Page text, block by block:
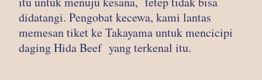
didatangi. Pengobat kecewa, kami lantas
memesan tiket ke Takayama untuk mencicipi
daging Hida Beef yang terkenal itu.